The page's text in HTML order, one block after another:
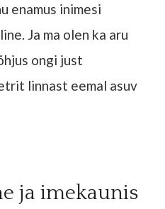
enamus inimesi
Ja ma olen ka aru
ongi just
linnast eemal asuv
ja imekaunis